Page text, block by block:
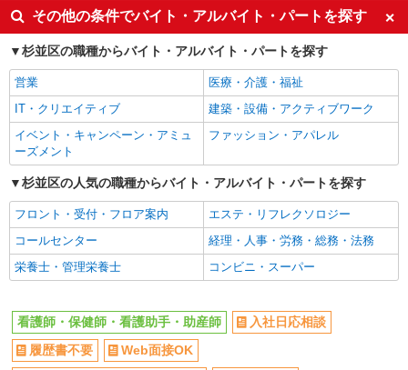
杉並区
キープ 詳細を見る
職業紹介
株式会社kotrio /●YK-S-2022639
荻窪駅チカ≫医療現場で専門スキルを磨く看護
時給1550円〜2312円 ＜交通費全支給(ガソリ
荻窪
キープ 詳細を見る
株式会社kotrio /●SW-H2-1854778
西荻窪駅近く＊綺麗な病院で看護助手デビュー
♪無資格・未経験OK
同じ特徴から方南町駅の求人を探す
入社日応相談
履歴書不要
Web面接OK
職場見学OKまたは説明会あり
未経験歓迎
経験者・有資格者歓迎
新卒・第二新卒歓迎
女性活躍中
主婦・主夫歓迎
学歴不問
ブランクOK
ミドル（40代～）活躍中
エルダー（50代～）活躍中
シニア（60代～）活躍中
昇給あり
週払い
禁煙・分煙
残業ほぼなし
転勤なし
社会保険あり
社割・特典あり
研修制度あり
その他の条件でバイト・アルバイト・パートを探す
杉並区の職種からバイト・アルバイト・パートを探す
営業
医療・介護・福祉
IT・クリエイティブ
建築・設備・アクティブワーク
イベント・キャンペーン・アミュ
ーズメント
ファッション・アパレル
杉並区の人気の職種からバイト・アルバイト・パートを探す
フロント・受付・フロア案内
エステ・リフレクソロジー
コールセンター
経理・人事・労務・総務・法務
栄養士・管理栄養士
コンビニ・スーパー
看護師・保健師・看護助手・助産師
入社日応相談
履歴書不要
Web面接OK